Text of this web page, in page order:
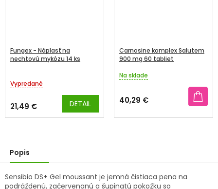
Fungex - Náplasť na
nechtovú mykózu 14 ks
Vypredané
21,49 € DETAIL
Carnosine komplex Salutem
900 mg 60 tabliet
Priemerné
produktu
je
Na sklade
40,29 €
Popis
Sensibio DS+ Gel moussant je jemná čistiaca pena na
podráždenú, začervenanú a šupinatú pokožku so